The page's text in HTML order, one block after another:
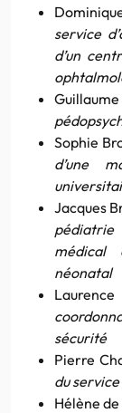
service
d’un
Sophie
d’une
Jacques
médical
néonatal
sécurité
Pierre
du service
Hélène